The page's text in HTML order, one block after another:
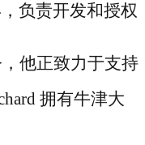
负责开发和授权
他正致力于支持
拥有牛津大